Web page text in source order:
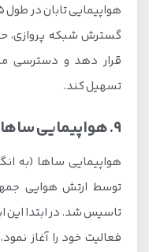
گسترش شبکه پروازی،
قرار دهد و دسترسی
تسهیل کند.
9. هواپیمایی ساها
توسط ارتش هوایی
تاسیس شد. در ابتدا این
فعالیت خود را آغاز